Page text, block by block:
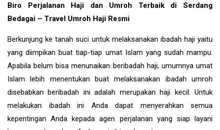
Biro Perjalanan Haji dan Umroh Terbaik di Serdang
Bedagai – Travel Umroh Haji Resmi
Berkunjung ke tanah suci untuk melaksanakan ibadah haji yaitu
yang diimpikan buat tiap-tiap umat Islam yang sudah mampu.
Apabila belum bisa menunaikan beribadah haji, umumnya umat
Islam lebih menentukan buat melaksanakan ibadah umroh
disebabkan beribadah ini adalah merupakan haji kecil. Untuk
melakukan ibadah ini Anda dapat menyerahkan semua
kepentingan Anda kepada agen perjalanan yang siap layani